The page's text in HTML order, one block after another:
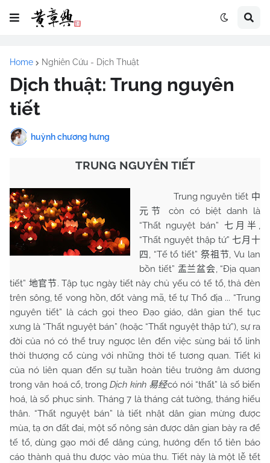
Home Nghiên Cứu - Dịch Thuật
Dịch thuật: Trung nguyên
tiết
huỳnh chương hưng
TRUNG NGUYÊN TIẾT
Trung nguyên tiết 中
元节
còn có biệt danh là
“Thất nguyệt bán” 七月半 ,
“Thất nguyệt thập tứ”七月十
四 , “Tế tổ tiết”祭祖节, Vu lan
bồn tiết” 盂兰盆会, “Địa quan
tiết” 地官节. Tập tục ngày tiết này chủ yếu có tế tổ, thả đèn
trên sông, tế vong hồn, đốt vàng mã, tế tự Thổ địa ... “Trung
nguyên tiết” là cách gọi theo Đạo giáo, dân gian thế tục
xưng là “Thất nguyệt bán” (hoặc “Thất nguyệt thập tứ”), sự ra
đời của nó có thể truy ngược lên đến việc sùng bái tổ linh
thời thượng cổ cùng với những thời tế tương quan. Tiết kì
của nó liên quan đến sự tuần hoàn tiêu trưởng âm dương
trong văn hoá cổ, trongDịch kinh 易经có nói “thất” là số biến
hoá, là số phục sinh. Tháng 7 là tháng cát tường, tháng hiếu
thân. “Thất nguyệt bán” là tiết nhật dân gian mừng được
mùa, tạ ơn đất đai, một số nông sản được dân gian bày ra để
tế tổ, dùng gạo mới để dâng cúng, hướng đến tổ tiên báo
cáo thành quả thu được vào mùa thu. Tiết này là một lễ tết